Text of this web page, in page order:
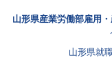
山形県産業労働部雇用
山形県就